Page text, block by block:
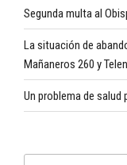
Segunda multa al
La situación de
Mañaneros 260 y
Un problema de salud